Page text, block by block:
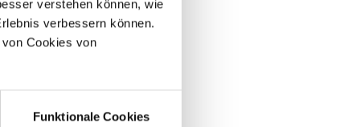
verstehen können, wie
verbessern können.
Cookies von
Funktionale Cookies